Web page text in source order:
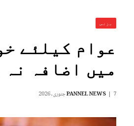
بزنس
عوام کیلئے
میں اضافہ نہ
PANNEL NEWS 7 جنوری, 2026